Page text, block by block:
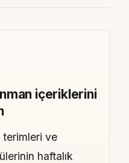
içeriklerini
terimleri ve
haftalık